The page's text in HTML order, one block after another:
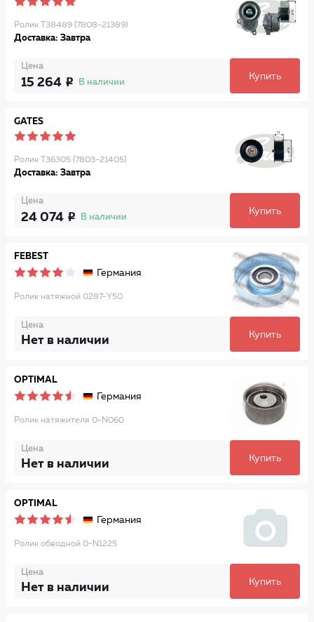
Ролик T38489 (7808-21389)
Доставка: Завтра
Цена
15 264 В наличии
Купить
GATES
Ролик T36305 (7803-21405)
Доставка: Завтра
Цена
24 074 В наличии
Купить
FEBEST
Германия
Ролик натяжной 0287-Y50
Цена
Нет в наличии Купить
OPTIMAL
Германия
Ролик натяжителя 0-N060
Цена
Нет в наличии Купить
OPTIMAL
Германия
Ролик обводной 0-N1225
Цена
Нет в наличии Купить